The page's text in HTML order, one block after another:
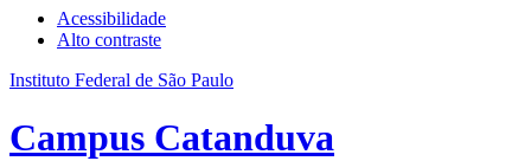
Acessibilidade
Alto contraste
Instituto Federal de São Paulo
Campus Catanduva